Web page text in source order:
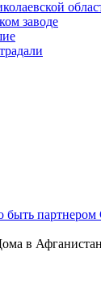
заводе
быть
в